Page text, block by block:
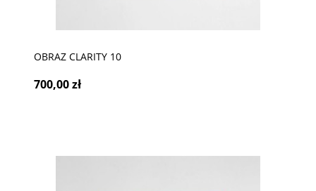
OBRAZ CLARITY 10
700,00 zł